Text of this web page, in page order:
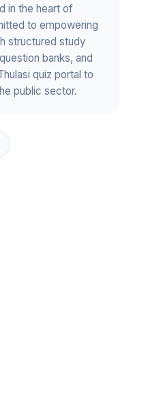
in the heart of
to empowering
structured study
banks, and
quiz portal to
public sector.